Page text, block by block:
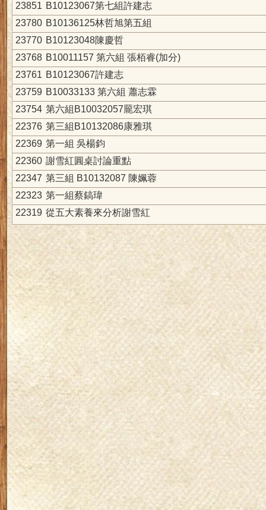
23851 B10123067第七組許建志
23780 B10136125林哲旭第五組
23770 B10123048陳慶哲
23768 B10011157 第六組 張栢睿(加分)
23761 B10123067許建志
23759 B10033133 第六組 蕭志霖
23754 第六組B10032057龎宏琪
22376 第三組B10132086康雅琪
22369 第一組 吳楊鈞
22360 謝雪紅圓桌討論重點
22347 第三組 B10132087 陳姵蓉
22323 第一組蔡鎬瑋
22319 從五大素養來分析謝雪紅